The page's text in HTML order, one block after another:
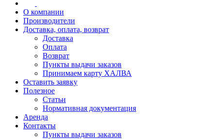
О компании
Производители
Доставка, оплата, возврат
Доставка
Оплата
Возврат
Пункты выдачи заказов
Принимаем карту ХАЛВА
Оставить заявку
Полезное
Статьи
Нормативная документация
Аренда
Контакты
Пункты выдачи заказов